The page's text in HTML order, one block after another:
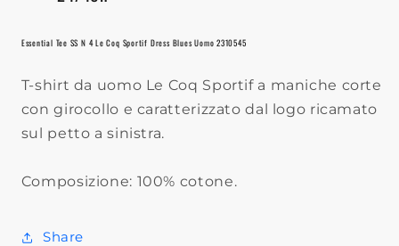
Essential Tee SS N 4 Le Coq Sportif Dress Blues Uomo 2310545
T-shirt da uomo Le Coq Sportif a maniche corte
con girocollo e caratterizzato dal logo ricamato
sul petto a sinistra.
Composizione: 100% cotone.
Share